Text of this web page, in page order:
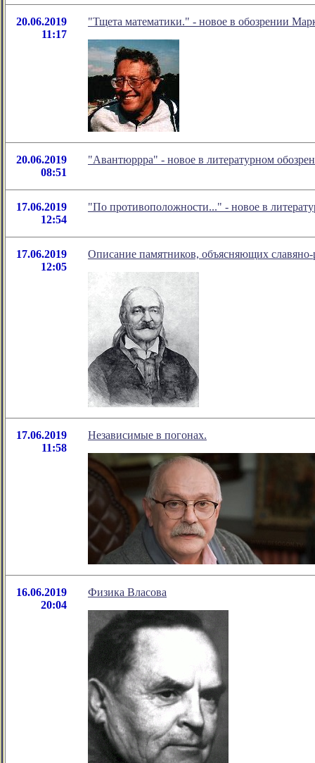
20.06.2019
11:17
"Тщета математики." - новое в обозрении
20.06.2019
08:51
"Авантюррра" - новое в литературном
17.06.2019
12:54
"По противоположности..." - новое в
17.06.2019
12:05
Описание памятников, объясняющих
17.06.2019
11:58
Независимые в погонах.
16.06.2019
20:04
Физика Власова